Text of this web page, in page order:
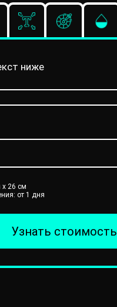
ниже
x 26 см
от 1 дня
Узнать стоимость